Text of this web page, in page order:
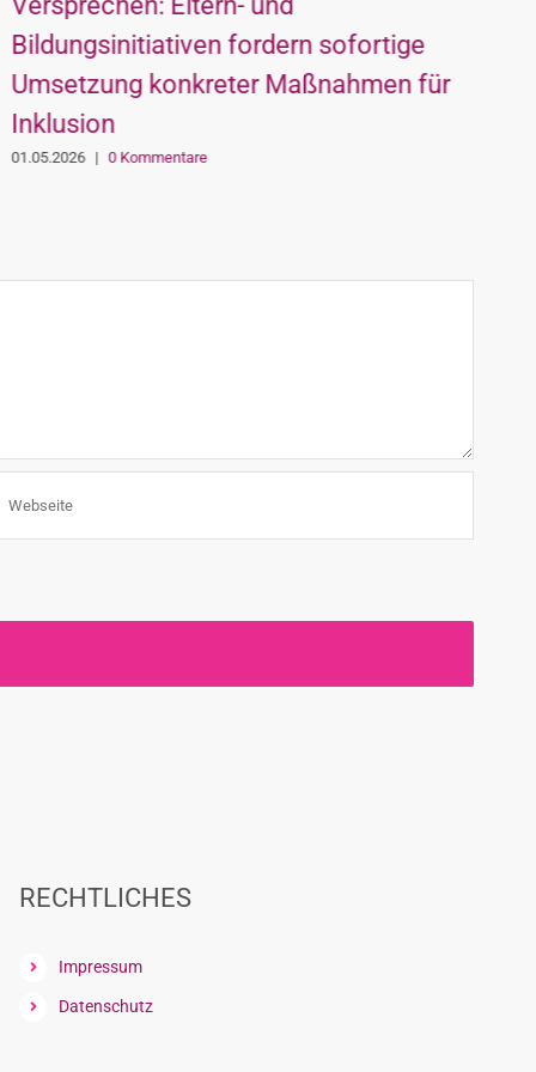
Bildungsinitiativen fordern sofortige
Umsetzung konkreter Maßnahmen für
Inklusion
01.05.2026 | 0 Kommentare
RECHTLICHES
Impressum
Datenschutz